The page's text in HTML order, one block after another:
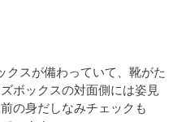
クスが備わっていて、靴がた
ボックスの対面側には姿見
の身だしなみチェックも